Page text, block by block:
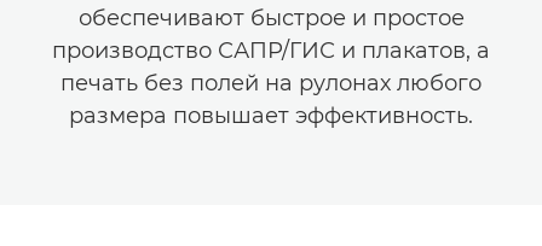
обеспечивают быстрое и простое
производство САПР/ГИС и плакатов, а
печать без полей на рулонах любого
размера повышает эффективность.